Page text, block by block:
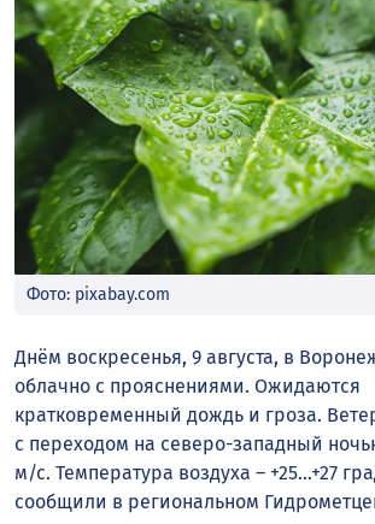
Фото: pixabay.com
Днём воскресенья, 9 августа, в
облачно с прояснениями. Ожидаются
кратковременный дождь и гроза.
с переходом на северо-западный
м/с. Температура воздуха – +25…+27
сообщили в региональном